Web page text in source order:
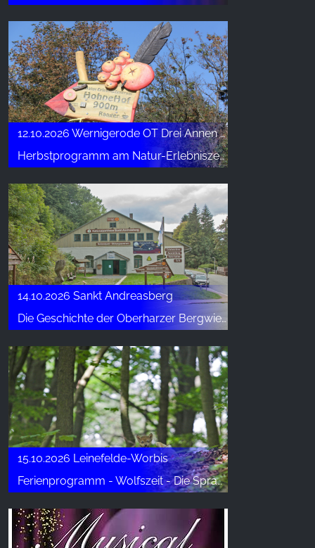
12.10.2026 Wernigerode OT Drei Annen Hohne
Herbstprogramm am Natur-Erlebniszentrum HohneHof
14.10.2026 Sankt Andreasberg
Die Geschichte der Oberharzer Bergwiesen in der Nationalparkregion vorgetragen von Dr. Friedhart Knolle
15.10.2026 Leinefelde-Worbis
Ferienprogramm - Wolfszeit - Die Sprache der Wölfe